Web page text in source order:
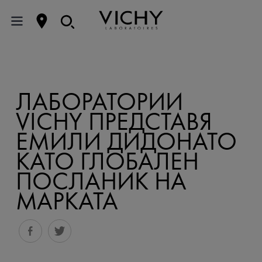
ЛАБОРАТОРИИ
VICHY ПРЕДСТАВЯ
ЕМИЛИ ДИДОНАТО
КАТО ГЛОБАЛЕН
ПОСЛАНИК НА
МАРКАТА